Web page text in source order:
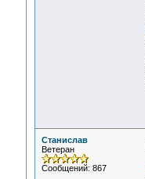
Станислав
Ветеран
Сообщений: 867